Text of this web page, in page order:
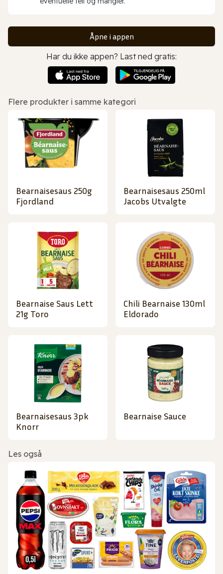
Åpne i appen
Har du ikke appen? Last ned gratis:
Flere produkter i samme kategori
Bearnaisesaus 250g
Fjordland
Bearnaisesaus 250ml
Jacobs Utvalgte
Bearnaise Saus Lett
21g Toro
Chili Bearnaise 130ml
Eldorado
Bearnaisesaus 3pk
Knorr
Bearnaise Sauce
Les også